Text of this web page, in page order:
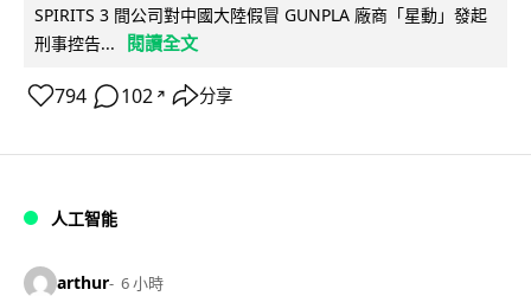
SPIRITS 3 間公司對中國大陸假冒 GUNPLA 廠商「星動」發起
刑事控告...
閱讀全文
794 102 ↗ 分享
人工智能
arthur 6 小時